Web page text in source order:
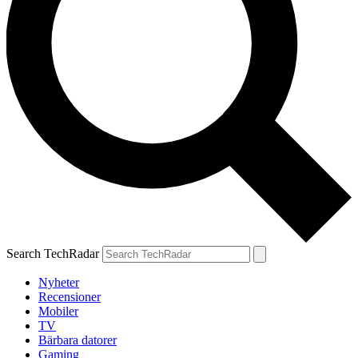
Search TechRadar
Nyheter
Recensioner
Mobiler
TV
Bärbara datorer
Gaming